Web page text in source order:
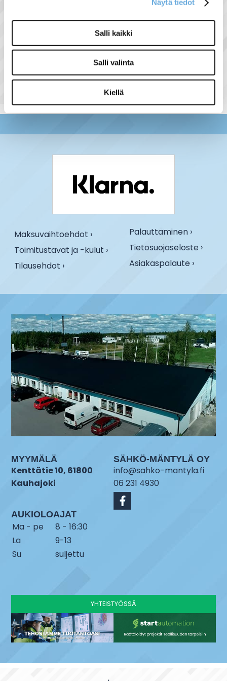
Näytä tiedot
Salli kaikki
Salli valinta
Kiellä
Näytä lisää tuotteita
Halogen R7s tuoteryhmästä
Maksuvaihtoehdot ›
Toimitustavat ja -kulut ›
Tilausehdot ›
Palauttaminen ›
Tietosuojaseloste ›
Asiakaspalaute ›
MYYMÄLÄ
Kenttätie 10, 61800
Kauhajoki
AUKIOLOAJAT
Ma - pe
8 - 16:30
La
9-13
Su
suljettu
SÄHKÖ-MÄNTYLÄ OY
info@sahko-mantyla.fi
06 231 4930
YHTEISTYÖSSÄ